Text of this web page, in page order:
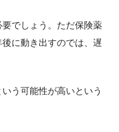
でしょう。ただ保険薬
に動き出すのでは、遅
う可能性が高いという